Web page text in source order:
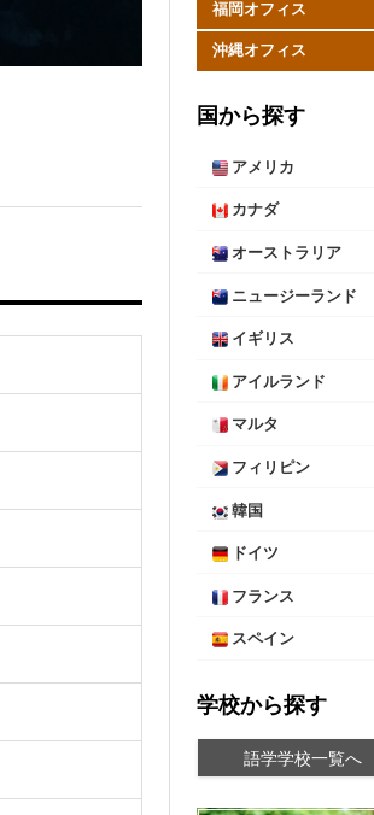
福岡オフィス
沖縄オフィス
国から探す
アメリカ
カナダ
オーストラリア
ニュージーランド
イギリス
アイルランド
マルタ
フィリピン
韓国
ドイツ
フランス
スペイン
学校から探す
語学学校一覧へ